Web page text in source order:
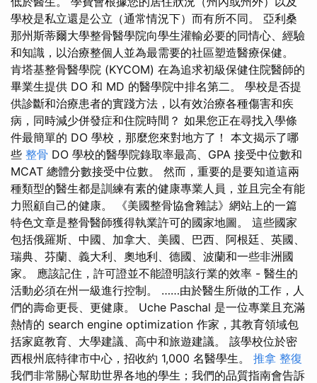
學校是私立還是公立（通常情況下）而有所不同。 亞利桑
那州斯蒂爾大學整骨醫學院向學生灌輸必要的同情心、經驗
和知識，以治療整個人並為最需要的社區塑造醫療保健。
肯塔基整骨醫學院 (KYCOM) 在為追求初級保健住院醫師的
畢業生提供 DO 和 MD 的醫學院中排名第二。 學校是否提
供診斷和治療患者的實踐方法，以有效治療各種傷害和疾
病，同時減少併發症和住院時間？ 如果您正在尋找入學條
件最簡單的 DO 學校，那麼您來對地方了！ 本文揭示了哪
些 整骨 DO 學校的醫學院錄取率最高、GPA 接受中位數和
MCAT 總體分數接受中位數。 然而，重要的是要知道這兩
種類型的醫生都是訓練有素的健康專業人員，並且完全有能
力照顧自己的健康。 《美國整骨協會雜誌》網站上的一篇
特色文章是整骨醫師獲得執業許可的國家地圖。 這些國家
包括俄羅斯、中國、加拿大、美國、巴西、阿根廷、英國、
瑞典、芬蘭、義大利、奧地利、德國、波蘭和一些非洲國
家。 應該記住，許可證並不能證明該行業的效率 - 醫生的
活動必須在州一級進行控制。 ……由於醫生所做的工作，人
們的壽命更長、更健康。 Uche Paschal 是一位專業且充滿
熱情的 search engine optimization 作家，其教育領域包
括家庭教育、大學建議、高中和旅遊建議。 該學校位於密
西根州底特律市中心，招收約 1,000 名醫學生。 推拿 整復
我們非常關心幫助世界各地的學生；我們的品質指南會告訴